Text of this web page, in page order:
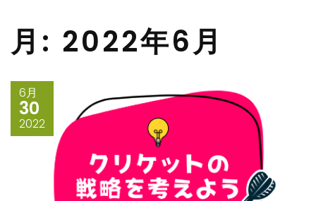
月: 2022年6月
6月
30
2022